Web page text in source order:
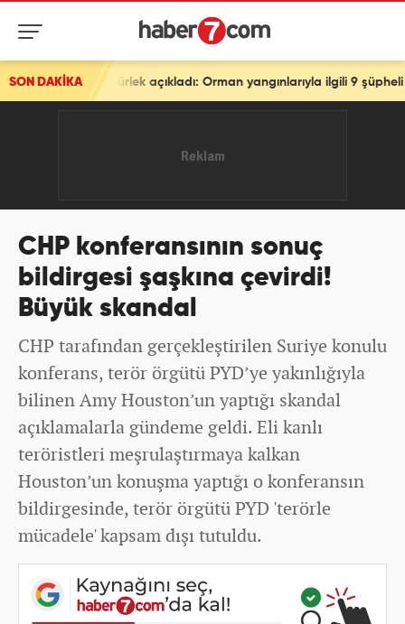
SON DAKİKA
Gürlek açıkladı: Orman yangınlarıyla ilgili 9 şüpheli tutuklandı
CHP konferansının sonuç
bildirgesi şaşkına çevirdi!
Büyük skandal
CHP tarafından gerçekleştirilen Suriye konulu
konferans, terör örgütü PYD’ye yakınlığıyla
bilinen Amy Houston’un yaptığı skandal
açıklamalarla gündeme geldi. Eli kanlı
teröristleri meşrulaştırmaya kalkan
Houston’un konuşma yaptığı o konferansın
bildirgesinde, terör örgütü PYD 'terörle
mücadele' kapsam dışı tutuldu.